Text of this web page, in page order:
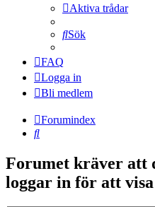
Aktiva trådar
Sök
FAQ
Logga in
Bli medlem
Forumindex
Sök
Forumet kräver att
loggar in för att